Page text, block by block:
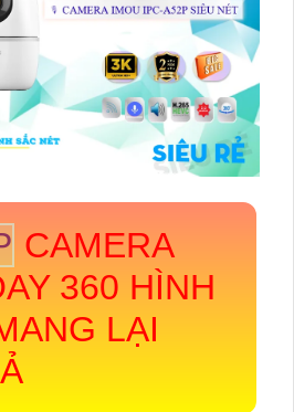
CAMERA
360 HÌNH
LẠI